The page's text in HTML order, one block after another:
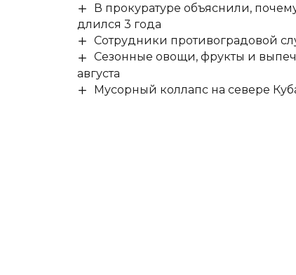
В прокуратуре объяснили,
длился 3 года
Сотрудники противоградовой
Сезонные овощи, фрукты и
августа
Мусорный коллапс на севере